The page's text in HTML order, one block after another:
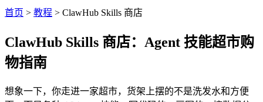
首页 > 教程 > ClawHub Skills 商店
ClawHub Skills 商店：Agent 技能超市购
物指南
想象一下，你走进一家超市，货架上摆的不是洗发水和方便